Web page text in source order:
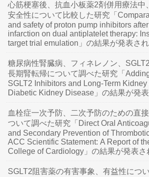
心筋梗塞後、抗血小板薬2剤併用療法中
安全性について比較した研究「
and safety of proton pump inhibitors
infarction on dual antiplatelet therapy:
target trial emulation」の結果が発表され
糖尿病性腎臓病、フィネレノン、
長期腎転帰について調べた研究「
SGLT2 Inhibitors and Long-Term
Diabetic Kidney Disease」の結果が発表
血栓症一次予防、二次予防のための直
ついて調べた研究「Direct Oral
and Secondary Prevention of
ACC Scientific Statement: A Report of
College of Cardiology」の結果が発表さ
SGLT2阻害薬の有害事象、有益性につ